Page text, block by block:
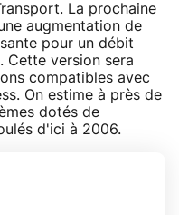
La prochaine
augmentation de
pour un débit
Cette version sera
compatibles avec
On estime à près de
dotés de
d'ici à 2006.